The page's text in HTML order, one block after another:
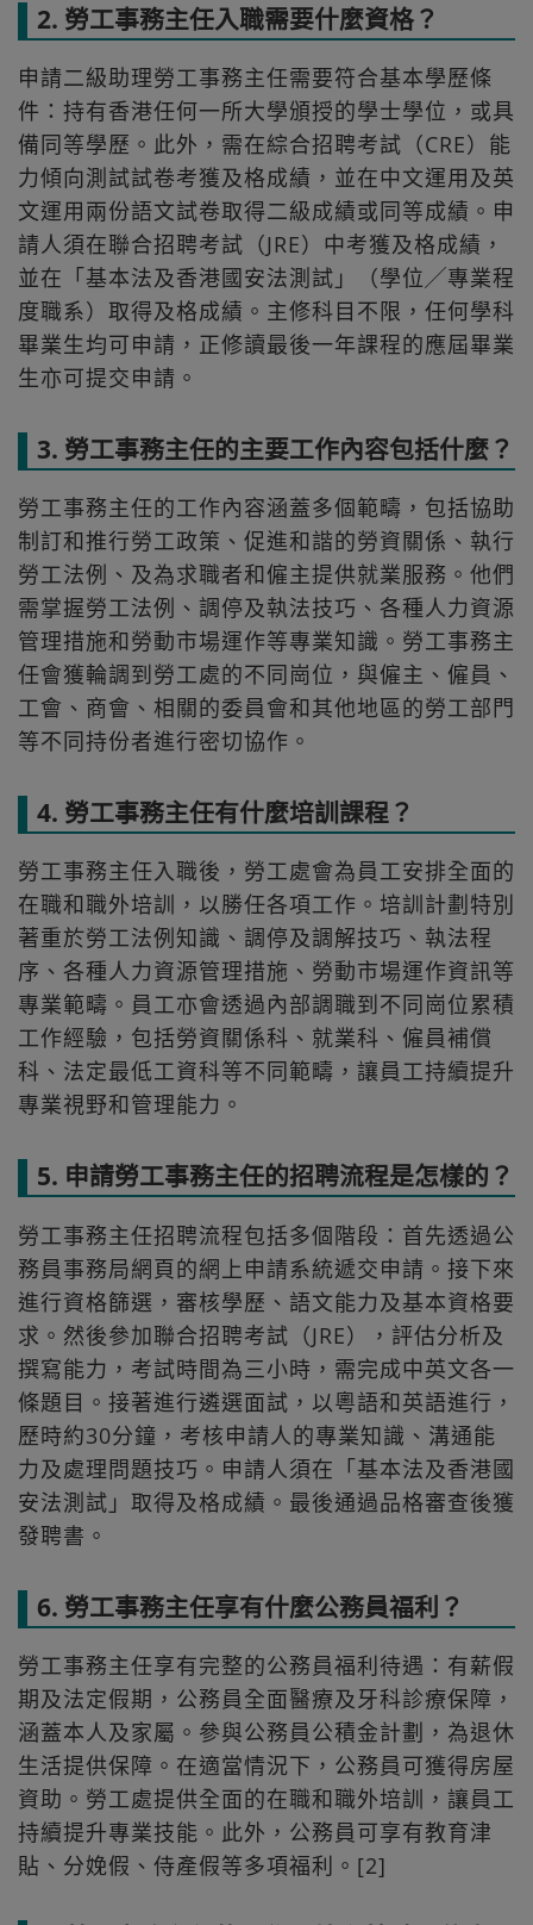
2. 勞工事務主任入職需要什麼資格？
申請二級助理勞工事務主任需要符合基本學歷條
件：持有香港任何一所大學頒授的學士學位，或具
備同等學歷。此外，需在綜合招聘考試（CRE）能
力傾向測試試卷考獲及格成績，並在中文運用及英
文運用兩份語文試卷取得二級成績或同等成績。申
請人須在聯合招聘考試（JRE）中考獲及格成績，
並在「基本法及香港國安法測試」（學位╱專業程
度職系）取得及格成績。主修科目不限，任何學科
畢業生均可申請，正修讀最後一年課程的應屆畢業
生亦可提交申請。
3. 勞工事務主任的主要工作內容包括什麼？
勞工事務主任的工作內容涵蓋多個範疇，包括協助
制訂和推行勞工政策、促進和諧的勞資關係、執行
勞工法例、及為求職者和僱主提供就業服務。他們
需掌握勞工法例、調停及執法技巧、各種人力資源
管理措施和勞動市場運作等專業知識。勞工事務主
任會獲輪調到勞工處的不同崗位，與僱主、僱員、
工會、商會、相關的委員會和其他地區的勞工部門
等不同持份者進行密切協作。
4. 勞工事務主任有什麼培訓課程？
勞工事務主任入職後，勞工處會為員工安排全面的
在職和職外培訓，以勝任各項工作。培訓計劃特別
著重於勞工法例知識、調停及調解技巧、執法程
序、各種人力資源管理措施、勞動市場運作資訊等
專業範疇。員工亦會透過內部調職到不同崗位累積
工作經驗，包括勞資關係科、就業科、僱員補償
科、法定最低工資科等不同範疇，讓員工持續提升
專業視野和管理能力。
5. 申請勞工事務主任的招聘流程是怎樣的？
勞工事務主任招聘流程包括多個階段：首先透過公
務員事務局網頁的網上申請系統遞交申請。接下來
進行資格篩選，審核學歷、語文能力及基本資格要
求。然後參加聯合招聘考試（JRE），評估分析及
撰寫能力，考試時間為三小時，需完成中英文各一
條題目。接著進行遴選面試，以粵語和英語進行，
歷時約30分鐘，考核申請人的專業知識、溝通能
力及處理問題技巧。申請人須在「基本法及香港國
安法測試」取得及格成績。最後通過品格審查後獲
發聘書。
6. 勞工事務主任享有什麼公務員福利？
勞工事務主任享有完整的公務員福利待遇：有薪假
期及法定假期，公務員全面醫療及牙科診療保障，
涵蓋本人及家屬。參與公務員公積金計劃，為退休
生活提供保障。在適當情況下，公務員可獲得房屋
資助。勞工處提供全面的在職和職外培訓，讓員工
持續提升專業技能。此外，公務員可享有教育津
貼、分娩假、侍產假等多項福利。[2]